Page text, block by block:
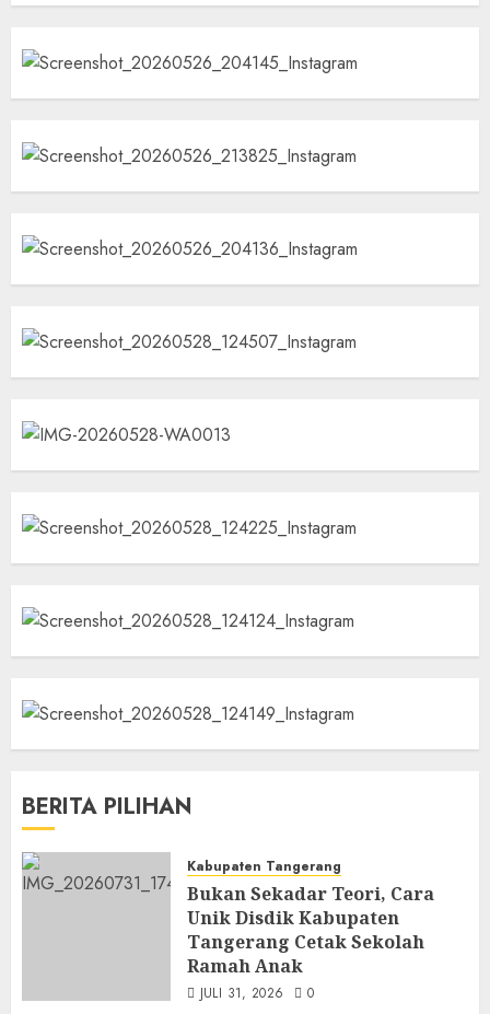
BERITA PILIHAN
Kabupaten Tangerang
Bukan Sekadar Teori, Cara
Unik Disdik Kabupaten
Tangerang Cetak Sekolah
Ramah Anak
JULI 31, 2026 0